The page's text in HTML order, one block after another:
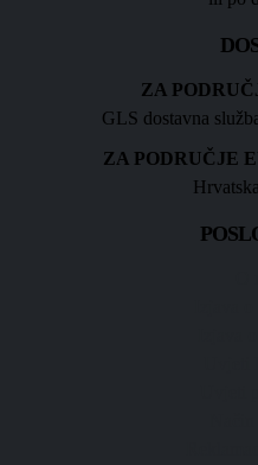
ZA
GLS dostavna
ZA PODRUČJE